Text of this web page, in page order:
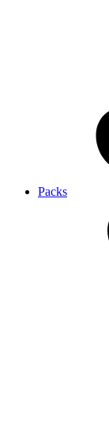
Packs